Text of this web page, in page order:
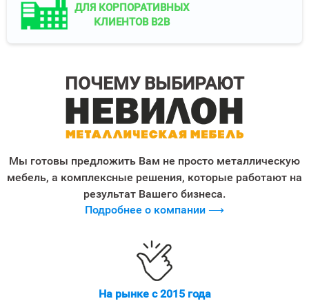
ДЛЯ КОРПОРАТИВНЫХ
КЛИЕНТОВ B2B
ПОЧЕМУ ВЫБИРАЮТ
Мы готовы предложить Вам не просто металлическую
мебель, а комплексные решения, которые работают на
результат Вашего бизнеса.
Подробнее о компании ⟶
На рынке с 2015 года